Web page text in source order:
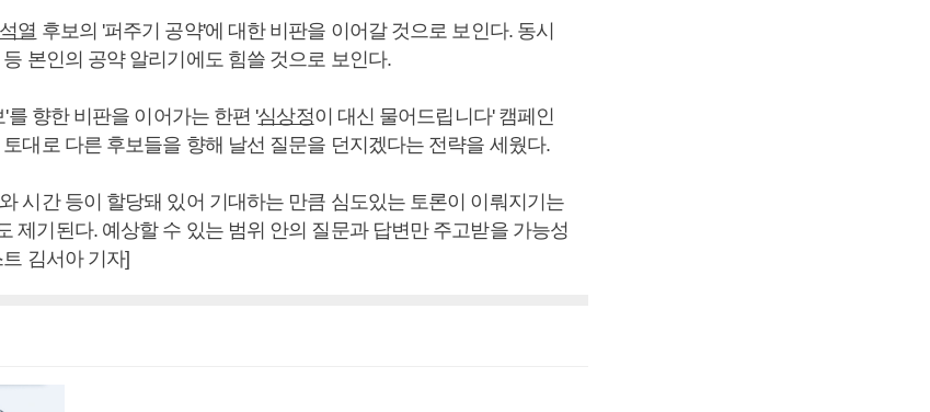
열 후보의 '퍼주기 공약'에 대한 비판을 이어갈 것으로 보인다. 동시
본인의 공약 알리기에도 힘쓸 것으로 보인다.
를 향한 비판을 이어가는 한편 '심상정이 대신 물어드립니다' 캠페인
대로 다른 후보들을 향해 날선 질문을 던지겠다는 전략을 세웠다.
시간 등이 할당돼 있어 기대하는 만큼 심도있는 토론이 이뤄지기는
제기된다. 예상할 수 있는 범위 안의 질문과 답변만 주고받을 가능성
김서아 기자]